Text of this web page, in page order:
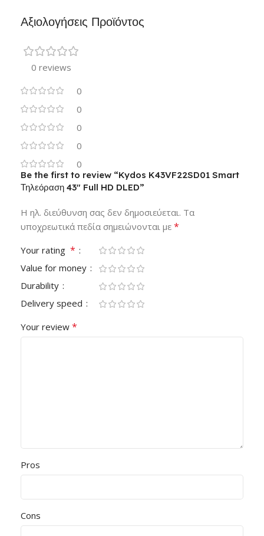
Αξιολογήσεις Προϊόντος
0 reviews
0
0
0
0
0
Be the first to review “Kydos K43VF22SD01 Smart
Τηλεόραση 43″ Full HD DLED”
Η ηλ. διεύθυνση σας δεν δημοσιεύεται. Τα
υποχρεωτικά πεδία σημειώνονται με *
Your rating *
Value for money
Durability
Delivery speed
Your review *
Pros
Cons